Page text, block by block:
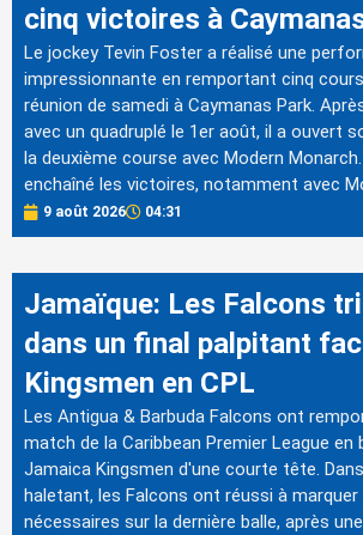
cinq victoires à
Le jockey Tevin Foster a réalisé une
impressionnante en remportant cinq
réunion de samedi à Caymanas Park.
avec un quadruplé le 1er août, il a ouvert
la deuxième course avec Modern
enchaîné les victoires, notamment avec
9 août 2026 04:31
Jamaïque: Les Falcons
dans un final palpitant
Kingsmen en CPL
Les Antigua & Barbuda Falcons ont
match de la Caribbean Premier League
Jamaica Kingsmen d'une courte tête.
haletant, les Falcons ont réussi à marquer
nécessaires sur la dernière balle, après